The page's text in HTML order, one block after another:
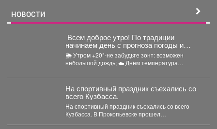
НОВОСТИ
Всем доброе утро! По традиции
начинаем день с прогноза погоды и
щепотки народной мудрости
🌦 Утром +20°-не забудьте зонт: возможен
небольшой дождь; ☁️ Днём температура
На спортивный праздник съехались со
всего Кузбасса.
На спортивный праздник съехались со всего
Кузбасса. В Прокопьевске прошел